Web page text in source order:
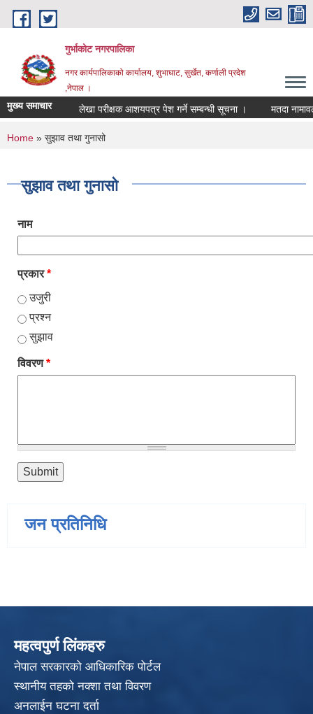
Skip to main content
गुर्भाकोट नगरपालिका
नगर कार्यपालिकाको कार्यालय, शुभाघाट, सुर्खेत, कर्णाली प्रदेश
,नेपाल ।
मुख्य समाचार लेखा परीक्षक आशयपत्र पेश गर्ने सम्बन्धी सूचना । मतदा
You are here
Home » सुझाव तथा गुनासो
सुझाव तथा गुनासो
नाम
प्रकार*
उजुरी
प्रश्न
सुझाव
विवरण*
जन प्रतिनिधि
महत्वपुर्ण लिंकहरु
नेपाल सरकारको आधिकारिक पोर्टल
स्थानीय तहको नक्शा तथा विवरण
अनलाईन घटना दर्ता